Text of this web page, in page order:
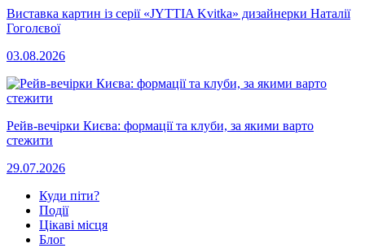
Виставка картин із серії «JYTTIA Kvitka» дизайнерки Наталії
Гоголєвої
03.08.2026
Рейв-вечірки Києва: формації та клуби, за якими варто
стежити
29.07.2026
Куди піти?
Події
Цікаві місця
Блог